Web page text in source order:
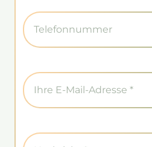
Telefonnummer
E-
Mail
Comments